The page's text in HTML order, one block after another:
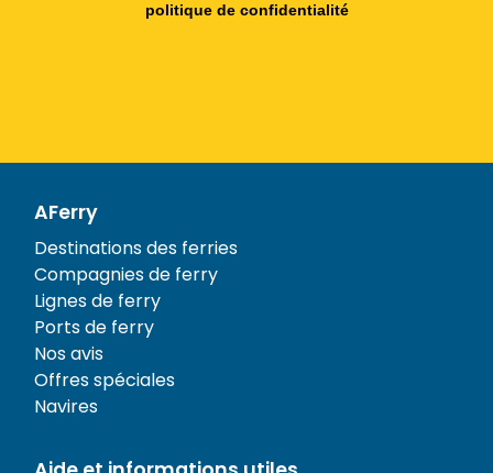
politique de confidentialité
AFerry
Destinations des ferries
Compagnies de ferry
Lignes de ferry
Ports de ferry
Nos avis
Offres spéciales
Navires